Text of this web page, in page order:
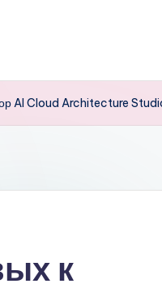
AI Cloud Architecture
к